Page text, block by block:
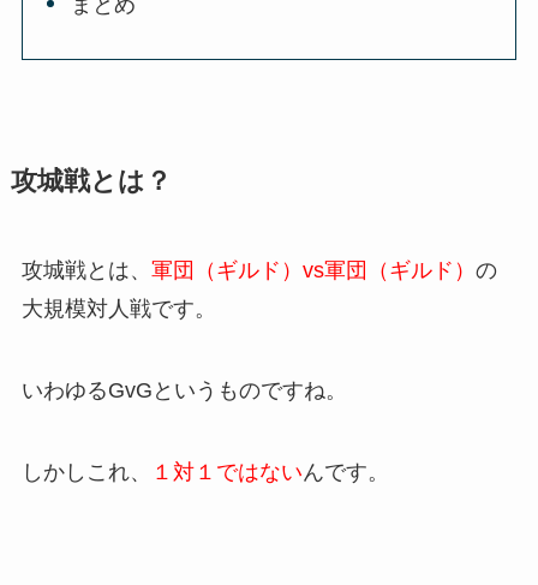
攻城戦とは？
攻城戦とは、 軍団（ギルド）vs軍団（ギルド） の
大規模対人戦です。
いわゆるGvGというものですね。
しかしこれ、 １対１ではないんです。